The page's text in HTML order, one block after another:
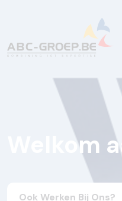
Welkom
Ook Werken Bij Ons?